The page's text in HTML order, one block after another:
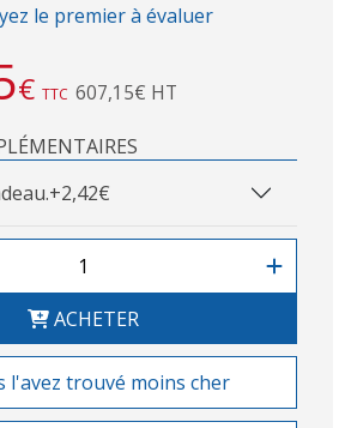
le premier à évaluer
€ TTC 607,15€ HT
+2,42€
ACHETER
l'avez trouvé moins cher